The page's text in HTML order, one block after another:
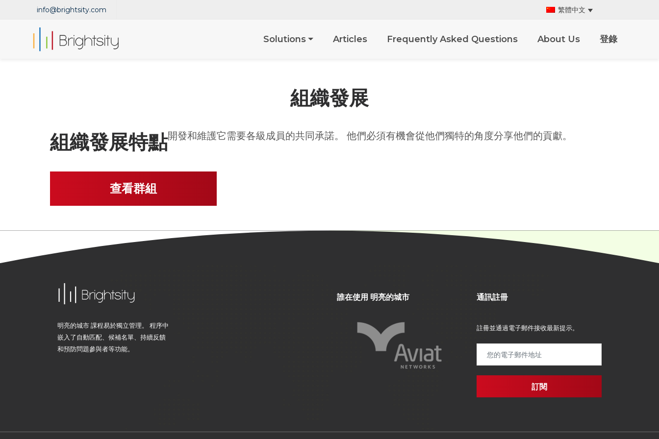
info@brightsity.com 繁體中文
Solutions Articles Frequently Asked Questions About Us 登錄
組織發展
組織發展特點開發和維護它需要各級成員的共同承諾。 他們必須有機會從他們獨特的角度分享他們的貢獻。
查看群組
明亮的城市 課程易於獨立管理。 程序中
嵌入了自動匹配、候補名單、持續反饋
和預防問題參與者等功能。
誰在使用 明亮的城市 通訊註冊
註冊並通過電子郵件接收最新提示。